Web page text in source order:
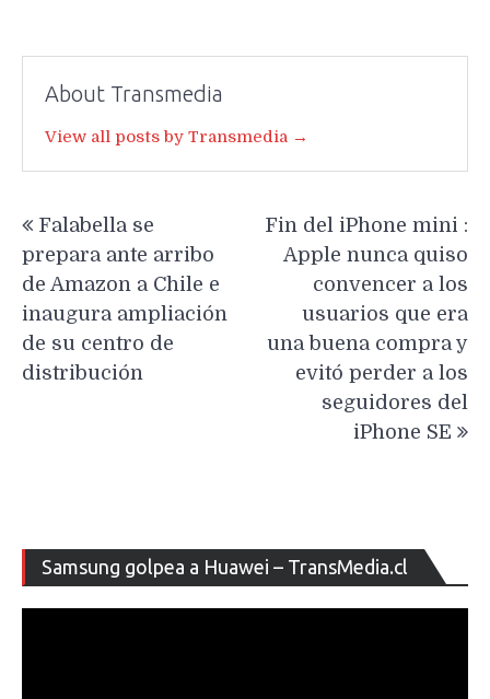
About Transmedia
View all posts by Transmedia →
entradas
Falabella se
prepara ante arribo
de Amazon a Chile e
inaugura ampliación
de su centro de
distribución
Fin del iPhone mini :
Apple nunca quiso
convencer a los
usuarios que era
una buena compra y
evitó perder a los
seguidores del
iPhone SE
Samsung golpea a Huawei – TransMedia.cl
de